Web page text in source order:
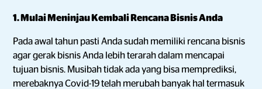
1. Mulai Meninjau Kembali Rencana Bisnis Anda
Pada awal tahun pasti Anda sudah memiliki rencana bisnis
agar gerak bisnis Anda lebih terarah dalam mencapai
tujuan bisnis. Musibah tidak ada yang bisa memprediksi,
merebaknya Covid-19 telah merubah banyak hal termasuk